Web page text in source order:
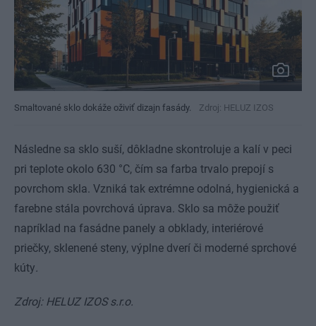
Smaltované sklo dokáže oživiť dizajn fasády. Zdroj: HELUZ IZOS
Následne sa sklo suší, dôkladne skontroluje a kalí v peci
pri teplote okolo 630 °C, čím sa farba trvalo prepojí s
povrchom skla. Vzniká tak extrémne odolná, hygienická a
farebne stála povrchová úprava. Sklo sa môže použiť
napríklad na fasádne panely a obklady, interiérové
priečky, sklenené steny, výplne dverí či moderné sprchové
kúty.
Zdroj: HELUZ IZOS s.r.o.